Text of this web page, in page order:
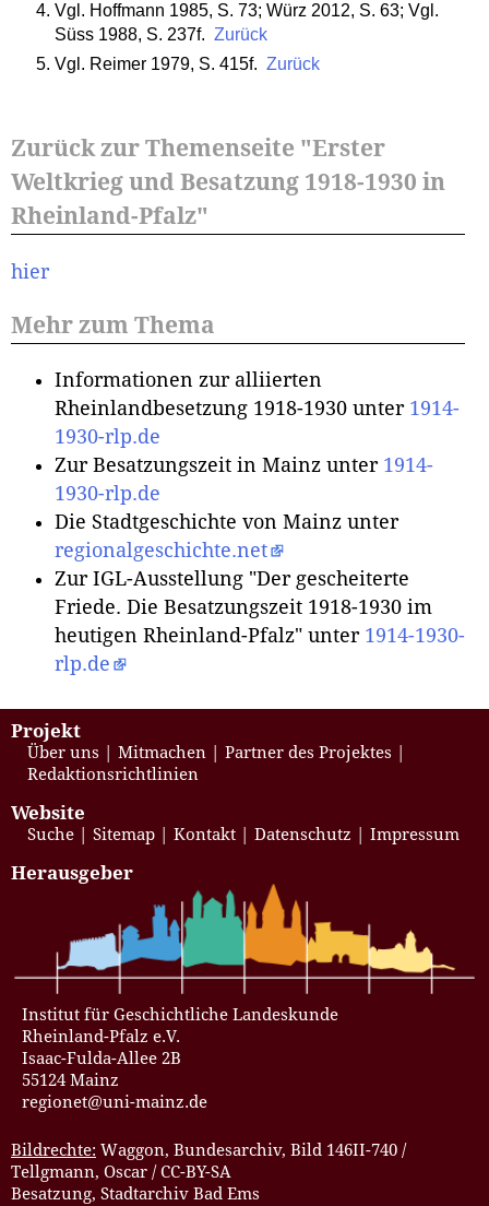
Vgl. Hoffmann 1985, S. 73; Würz 2012, S. 63; Vgl.
Süss 1988, S. 237f. Zurück
Vgl. Reimer 1979, S. 415f. Zurück
Zurück zur Themenseite "Erster
Weltkrieg und Besatzung 1918-1930 in
Rheinland-Pfalz"
hier
Mehr zum Thema
Informationen zur alliierten
Rheinlandbesetzung 1918-1930 unter 1914-
1930-rlp.de
Zur Besatzungszeit in Mainz unter 1914-
1930-rlp.de
Die Stadtgeschichte von Mainz unter
regionalgeschichte.net
Zur IGL-Ausstellung "Der gescheiterte
Friede. Die Besatzungszeit 1918-1930 im
heutigen Rheinland-Pfalz" unter 1914-1930-
rlp.de
Projekt
Über uns Mitmachen
Partner des Projektes
Redaktionsrichtlinien
Website
Suche Sitemap Kontakt Datenschutz Impressum
Herausgeber
Institut für Geschichtliche Landeskunde
Rheinland-Pfalz e.V.
Isaac-Fulda-Allee 2B
55124 Mainz
regionet@uni-mainz.de
Bildrechte: Waggon, Bundesarchiv, Bild 146II-740 /
Tellgmann, Oscar / CC-BY-SA
Besatzung, Stadtarchiv Bad Ems